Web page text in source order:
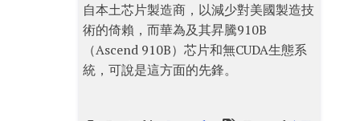
自本土芯片製造商，以減少對美國製造技
術的倚賴，而華為及其昇騰910B
（Ascend 910B）芯片和無CUDA生態系
統，可說是這方面的先鋒。